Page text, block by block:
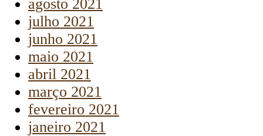
agosto 2021
julho 2021
junho 2021
maio 2021
abril 2021
março 2021
fevereiro 2021
janeiro 2021